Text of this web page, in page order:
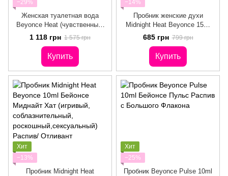
−29%
Женская туалетная вода
Beyonce Heat (чувственный,
сексуальный, сложный и
изысканный аромат)
1 118 грн 1 575 грн
Купить
−14%
Пробник женские духи
Midnight Heat Beyonce 15ml
(игривый, соблазнительный,
роскошный, сексуальный)
Распив / Отливант с
большого флакона
685 грн 799 грн
Купить
Хит
−13%
Пробник Midnight Heat
Хит
−25%
Пробник Beyonce Pulse 10ml